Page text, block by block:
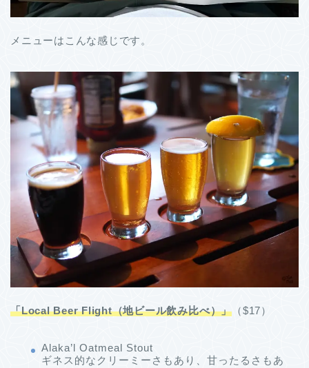
メニューはこんな感じです。
「Local Beer Flight（地ビール飲み比べ）」 （$17）
Alaka’l Oatmeal Stout
ギネス的なクリーミーさもあり、甘ったるさもあ